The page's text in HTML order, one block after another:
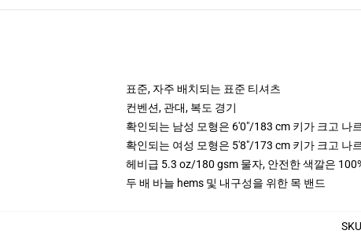
표준, 자주 배치되는 표준 티셔츠
컨벤션, 관대, 복도 경기
확인되는 남성 모형은 6'0"/183 cm 키가 크고 나
확인되는 여성 모형은 5'8"/173 cm 키가 크고 나
헤비급 5.3 oz/180 gsm 물자, 안전한 색깔은
두 배 바늘 hems 및 내구성을 위한 목 밴드
SKU